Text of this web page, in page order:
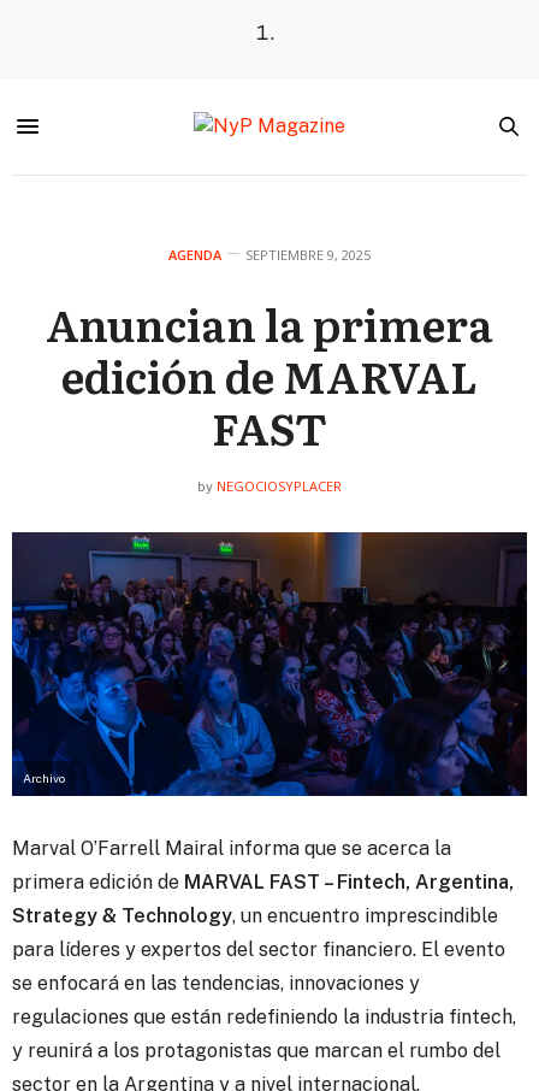
AGENDA SEPTIEMBRE 9, 2025
Anuncian la primera
edición de MARVAL
FAST
by NEGOCIOSYPLACER
Archivo
Marval O’Farrell Mairal informa que se acerca la
primera edición de MARVAL FAST – Fintech, Argentina,
Strategy & Technology, un encuentro imprescindible
para líderes y expertos del sector financiero. El evento
se enfocará en las tendencias, innovaciones y
regulaciones que están redefiniendo la industria fintech,
y reunirá a los protagonistas que marcan el rumbo del
sector en la Argentina y a nivel internacional.